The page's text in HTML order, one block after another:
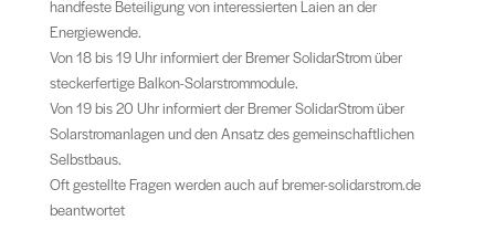
handfeste Beteiligung von interessierten Laien an der
Energiewende.
Von 18 bis 19 Uhr informiert der Bremer SolidarStrom über
steckerfertige Balkon-Solarstrommodule.
Von 19 bis 20 Uhr informiert der Bremer SolidarStrom über
Solarstromanlagen und den Ansatz des gemeinschaftlichen
Selbstbaus.
Oft gestellte Fragen werden auch auf bremer-solidarstrom.de
beantwortet